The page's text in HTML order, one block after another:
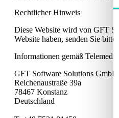
Rechtlicher Hinweis
Diese Website wird von GFT
Website haben, senden Sie bitte
Informationen gemäß
GFT Software Solutions GmbH
Reichenaustraße 39a
78467 Konstanz
Deutschland